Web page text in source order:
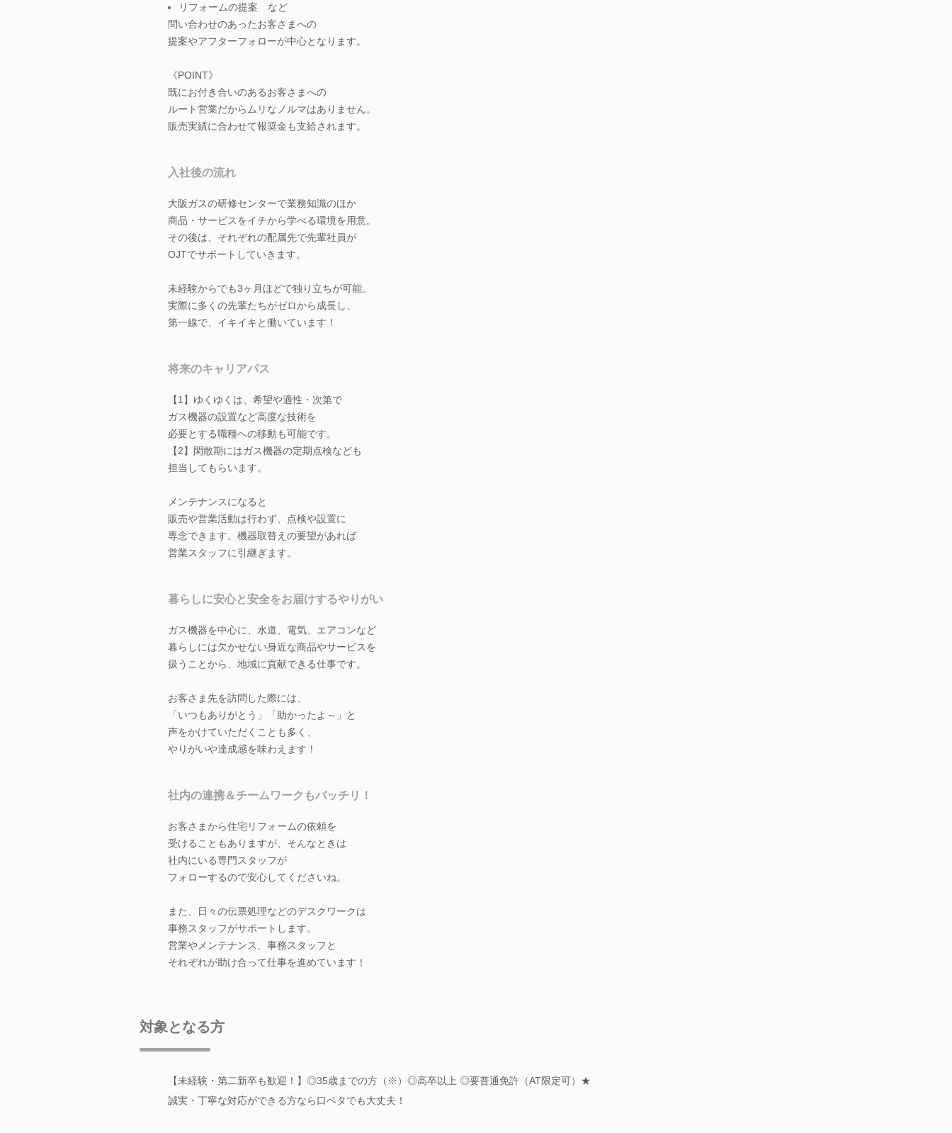
リフォームの提案 など
問い合わせのあったお客さまへの
提案やアフターフォローが中心となります。
《POINT》
既にお付き合いのあるお客さまへの
ルート営業だからムリなノルマはありません。
販売実績に合わせて報奨金も支給されます。
入社後の流れ
大阪ガスの研修センターで業務知識のほか
商品・サービスをイチから学べる環境を用意。
その後は、それぞれの配属先で先輩社員が
OJTでサポートしていきます。
未経験からでも3ヶ月ほどで独り立ちが可能。
実際に多くの先輩たちがゼロから成長し、
第一線で、イキイキと働いています！
将来のキャリアパス
【1】ゆくゆくは、希望や適性・次第で
ガス機器の設置など高度な技術を
必要とする職種への移動も可能です。
【2】閑散期にはガス機器の定期点検なども
担当してもらいます。
メンテナンスになると
販売や営業活動は行わず、点検や設置に
専念できます。機器取替えの要望があれば
営業スタッフに引継ぎます。
暮らしに安心と安全をお届けするやりがい
ガス機器を中心に、水道、電気、エアコンなど
暮らしには欠かせない身近な商品やサービスを
扱うことから、地域に貢献できる仕事です。
お客さま先を訪問した際には、
「いつもありがとう」「助かったよ～」と
声をかけていただくことも多く、
やりがいや達成感を味わえます！
社内の連携＆チームワークもバッチリ！
お客さまから住宅リフォームの依頼を
受けることもありますが、そんなときは
社内にいる専門スタッフが
フォローするので安心してくださいね。
また、日々の伝票処理などのデスクワークは
事務スタッフがサポートします。
営業やメンテナンス、事務スタッフと
それぞれが助け合って仕事を進めています！
対象となる方
【未経験・第二新卒も歓迎！】◎35歳までの方（※）◎高卒以上 ◎要普通免許（AT限定可）★
誠実・丁寧な対応ができる方なら口ベタでも大丈夫！